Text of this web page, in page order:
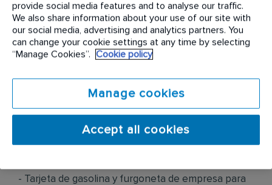
- Plan de carrera: Con formación continua y
certificaciones.
- Horarios flexibles para mejorar tu conciliación.
- Formación permanente para seguir creciendo en
tu carrera.
- Tarjeta de comida para que disfrutes de tus
- Tarjeta de gasolina y furgoneta de empresa para
provide social media features and to analyse our traffic.
We also share information about your use of our site with
our social media, advertising and analytics partners. You
can change your cookie settings at any time by selecting
“Manage Cookies”.
Cookie policy
Manage cookies
Accept all cookies